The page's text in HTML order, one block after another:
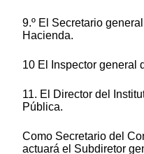
9.º El Secretario
Hacienda.
10 El Inspector general
11. El Director del
Pública.
Como Secretario del
actuará el Subdiretor